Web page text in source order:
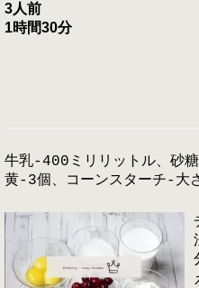
3人前
1時間30分
牛乳-400ミリリットル、
黄-3個、コーンスターチ-大